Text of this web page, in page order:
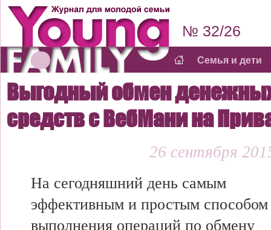
№ 32/26
Семья и дети
Выгодный обмен
средств с ВебМани на
26 сентября
На сегодняшний день самым
эффективным и простым способом
выполнения операций по обмену